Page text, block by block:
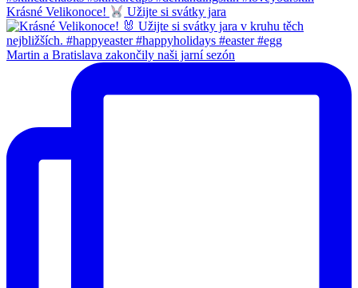
Krásné Velikonoce! Užijte si svátky jara
Martin a Bratislava zakončily naši jarní sezón